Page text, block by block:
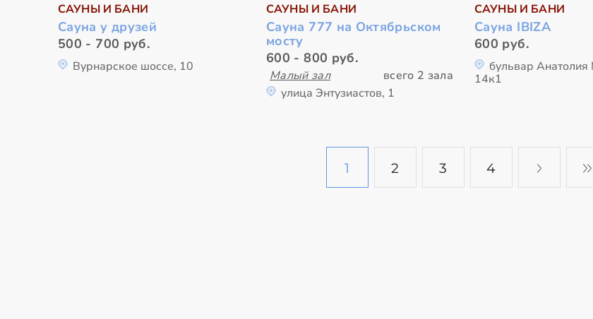
САУНЫ И БАНИ
Сауна у друзей
500 - 700 руб.
Вурнарское шоссе, 10
САУНЫ И БАНИ
Сауна 777 на Октябрьском
мосту
600 - 800 руб.
Малый зал
всего 2 зала
улица Энтузиастов, 1
САУНЫ И БАНИ
Сауна IBIZA
600 руб.
бульвар Анатолия
14к1
1 2 3 4